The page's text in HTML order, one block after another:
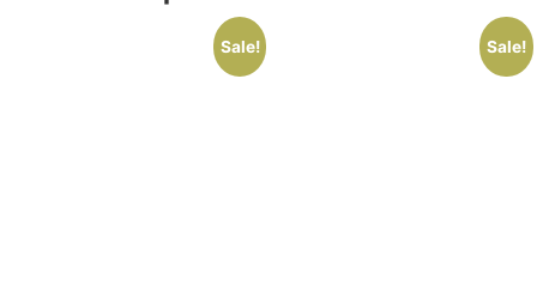
Sale! Sale!